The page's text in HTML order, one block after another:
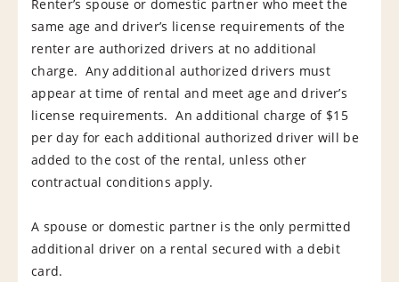
Renter’s spouse or domestic partner who meet the
same age and driver’s license requirements of the
renter are authorized drivers at no additional
charge. Any additional authorized drivers must
appear at time of rental and meet age and driver’s
license requirements. An additional charge of $15
per day for each additional authorized driver will be
added to the cost of the rental, unless other
contractual conditions apply.
A spouse or domestic partner is the only permitted
additional driver on a rental secured with a debit
card.